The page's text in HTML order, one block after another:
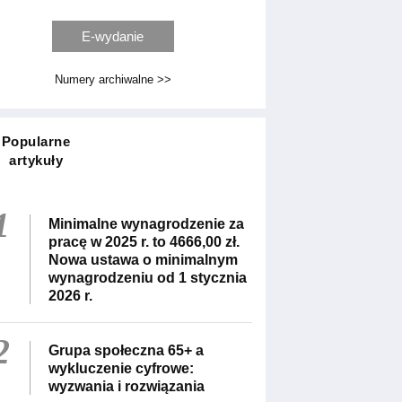
E-wydanie
Numery archiwalne >>
Popularne
artykuły
Minimalne wynagrodzenie za
pracę w 2025 r. to 4666,00 zł.
Nowa ustawa o minimalnym
wynagrodzeniu od 1 stycznia
2026 r.
Grupa społeczna 65+ a
wykluczenie cyfrowe:
wyzwania i rozwiązania